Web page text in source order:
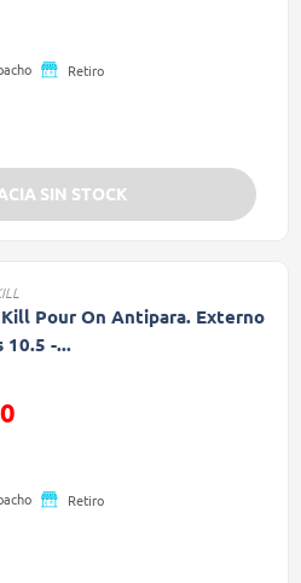
Retiro
SIN STOCK
Pour On Antipara. Externo
10.5 -...
de
Retiro